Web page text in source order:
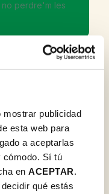
publicidad
esta web para
a aceptarlas
cómodo. Sí tú
en ACEPTAR.
qué estás
no perdre'm les
porten una
cartró rabassuda i
ple de núvols
tons, aquest cinèfil
de xocolata amb
aquesta noia no